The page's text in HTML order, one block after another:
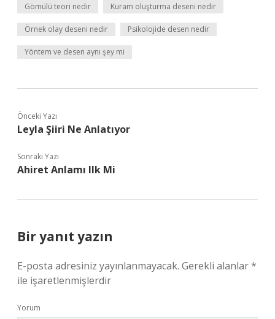
Gömülü teori nedir Kuram oluşturma deseni nedir
Örnek olay deseni nedir Psikolojide desen nedir
Yöntem ve desen aynı şey mi
Önceki Yazı
Leyla Şiiri Ne Anlatıyor
Sonraki Yazı
Ahiret Anlamı Ilk Mi
Bir yanıt yazın
E-posta adresiniz yayınlanmayacak. Gerekli alanlar*
ile işaretlenmişlerdir
Yorum